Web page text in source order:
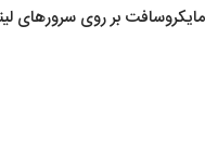
مایکروسافت بر روی سرورهای